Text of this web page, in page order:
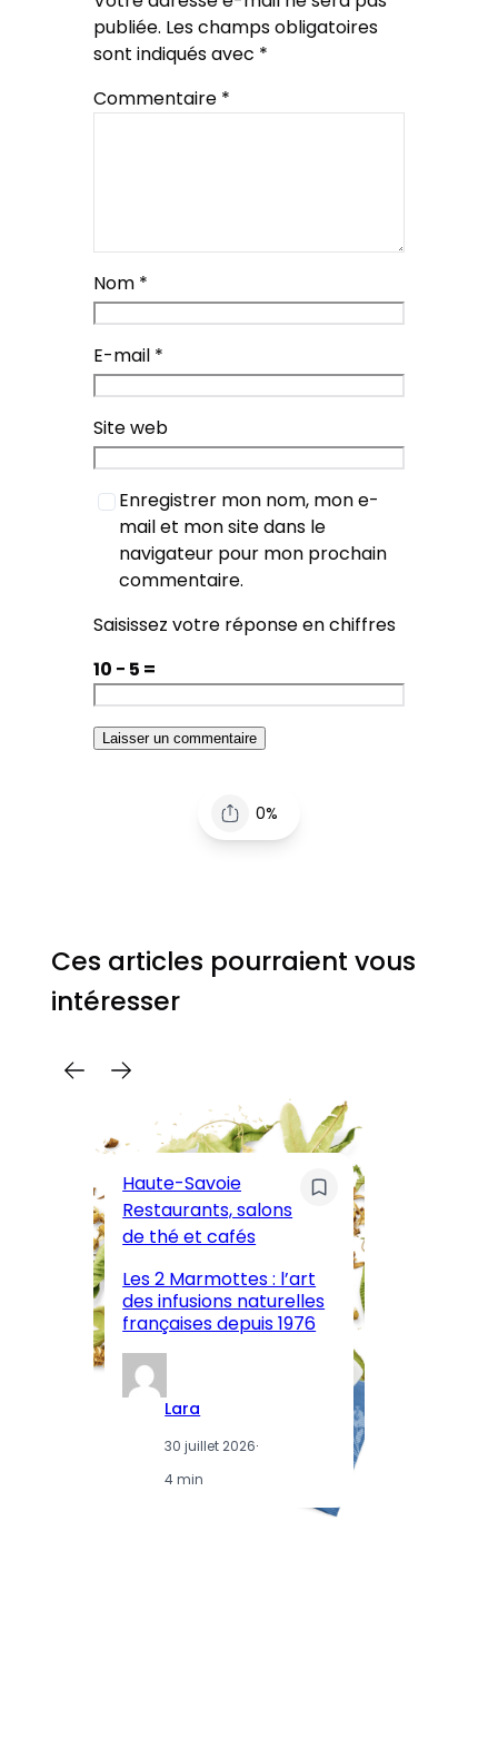
publiée. Les champs obligatoires
sont indiqués avec *
Commentaire *
Nom *
E-mail *
Site web
Enregistrer mon nom, mon e-
mail et mon site dans le
navigateur pour mon prochain
commentaire.
Saisissez votre réponse en chiffres
10 − 5 =
0%
Ces articles pourraient vous
intéresser
Haute-Savoie
Restaurants, salons
de thé et cafés
Les 2 Marmottes : l’art
des infusions naturelles
françaises depuis 1976
Lara
30 juillet 2026·
4 min